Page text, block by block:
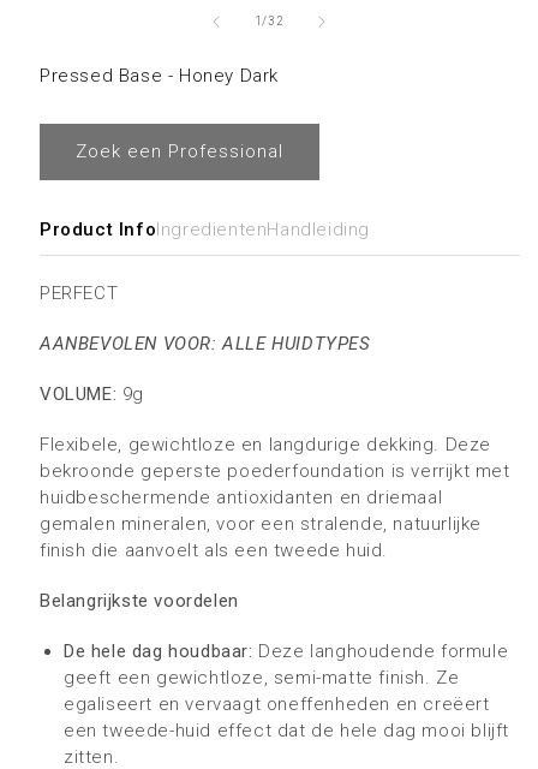
modaal
1/van
32
Pressed Base - Honey Dark
Zoek een Professional
Product InfoIngredientenHandleiding
PERFECT
AANBEVOLEN VOOR: ALLE HUIDTYPES
VOLUME: 9g
Flexibele, gewichtloze en langdurige dekking. Deze
bekroonde geperste poederfoundation is verrijkt met
huidbeschermende antioxidanten en driemaal
gemalen mineralen, voor een stralende, natuurlijke
finish die aanvoelt als een tweede huid.
Belangrijkste voordelen
De hele dag houdbaar: Deze langhoudende formule
geeft een gewichtloze, semi-matte finish. Ze
egaliseert en vervaagt oneffenheden en creëert
een tweede-huid effect dat de hele dag mooi blijft
zitten.